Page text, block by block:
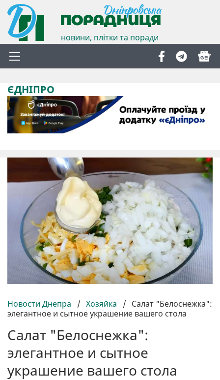
новини, плітки та поради
ЄДНІПРО
Новости Днепра / Хозяйка / Салат "Белоснежка":
элегантное и сытное украшение вашего стола
Салат "Белоснежка":
элегантное и сытное
украшение вашего стола